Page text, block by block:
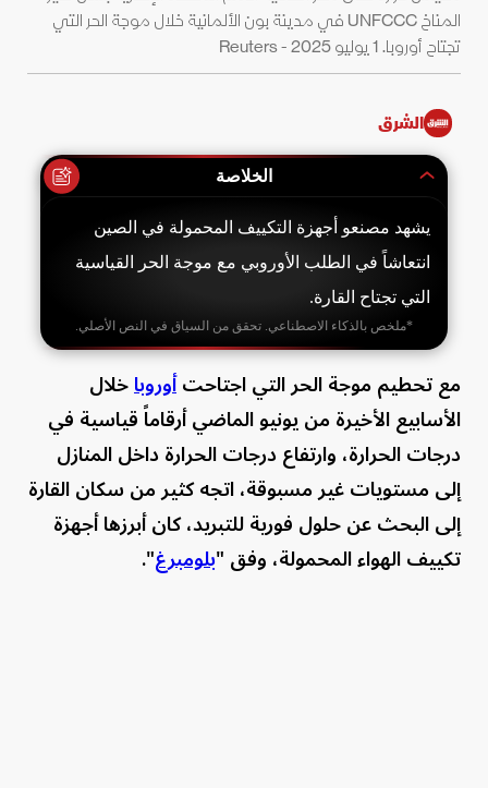
المناخ UNFCCC في مدينة بون الألمانية خلال موجة الحر التي
تجتاح أوروبا. 1 يوليو 2025 - Reuters
الشرق
الخلاصة
يشهد مصنعو أجهزة التكييف المحمولة في الصين
انتعاشاً في الطلب الأوروبي مع موجة الحر القياسية
التي تجتاح القارة.
*ملخص بالذكاء الاصطناعي. تحقق من السياق في النص الأصلي.
مع تحطيم موجة الحر التي اجتاحتأوروباخلال
الأسابيع الأخيرة من يونيو الماضي أرقاماً قياسية في
درجات الحرارة، وارتفاع درجات الحرارة داخل المنازل
إلى مستويات غير مسبوقة، اتجه كثير من سكان القارة
إلى البحث عن حلول فورية للتبريد، كان أبرزها أجهزة
تكييف الهواء المحمولة، وفق "بلومبرغ".